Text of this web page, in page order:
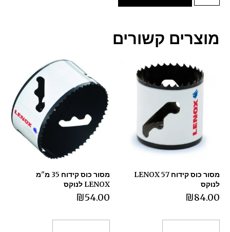
מוצרים קשורים
מסור כוס קידוח 57 LENOX
לנוקס
₪84.00
מסור כוס קידוח 35 מ"מ
LENOX לנוקס
₪54.00